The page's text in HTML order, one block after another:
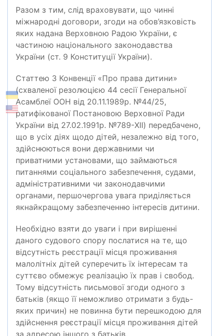
Разом з тим, слід враховувати, що чинні
міжнародні договори, згоди на обов’язковість
яких надана Верховною Радою України, є
частиною національного законодавства
України (ст. 9 Конституції України).
Статтею 3 Конвенції «Про права дитини»
(схваленої резолюцією 44 сесії Генеральної
Асамблеї ООН від 20.11.1989р. №44/25,
ратифікованої Постановою Верховної Ради
України від 27.02.1991р. №789-XII) передбачено,
що в усіх діях щодо дітей, незалежно від того,
здійснюються вони державними чи
приватними установами, що займаються
питаннями соціального забезпечення, судами,
адміністративними чи законодавчими
органами, першочергова увага приділяється
якнайкращому забезпеченню інтересів дитини.
Необхідно взяти до уваги і при вирішенні
даного судового спору послатися на те, що
відсутність реєстрації місця проживання
малолітніх дітей суперечить їх інтересам та
суттєво обмежує реалізацію їх прав і свобод.
Тому відсутність письмової згоди одного з
батьків (якщо її неможливо отримати з будь-
яких причин) не повинна бути перешкодою для
здійснення реєстрації місця проживання дітей
за адресою іншого з батьків.